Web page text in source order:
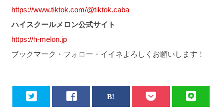
https://www.tiktok.com/@tiktok.caba
ハイスクールメロン公式サイト
https://h-melon.jp
ブックマーク・フォロー・イイネよろしくお願いします！